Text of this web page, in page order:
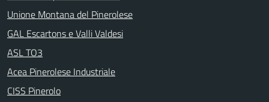
Unione Montana del Pinerolese
GAL Escartons e Valli Valdesi
ASL TO3
Acea Pinerolese Industriale
CISS Pinerolo